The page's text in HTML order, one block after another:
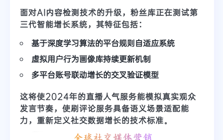
面对AI内容检测技术的升级，粉丝库正在测试第
三代智能增长系统，其特征包括：
基于深度学习算法的平台规则自适应系统
虚拟用户行为画像库持续更新机制
多平台账号联动增长的交叉验证模型
这将使2024年的直播人气服务能模拟真实观众
发言节奏，使刷评论服务具备语义场景适配能
力，重新定义社交数据增长的技术标准。